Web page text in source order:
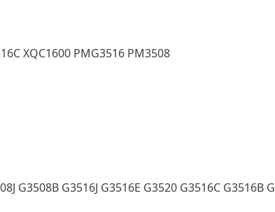
XQC1600 PMG3516 PM3508
G3508B G3516J G3516E G3520 G3516C G3516B